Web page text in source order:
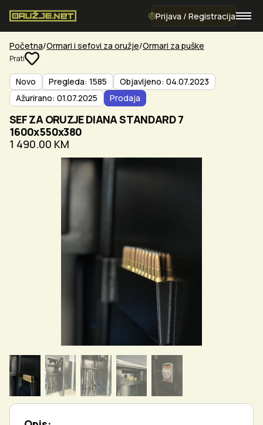
Prijava / Registracija
Početna Ormari i sefovi za oružje Ormari za puške
Prati
Novo Pregleda: 1585
Objavljeno: 04.07.2023
Ažurirano: 01.07.2025
Prodaja
SEF ZA ORUZJE DIANA STANDARD 7
1600x550x380
1 490.00 KM